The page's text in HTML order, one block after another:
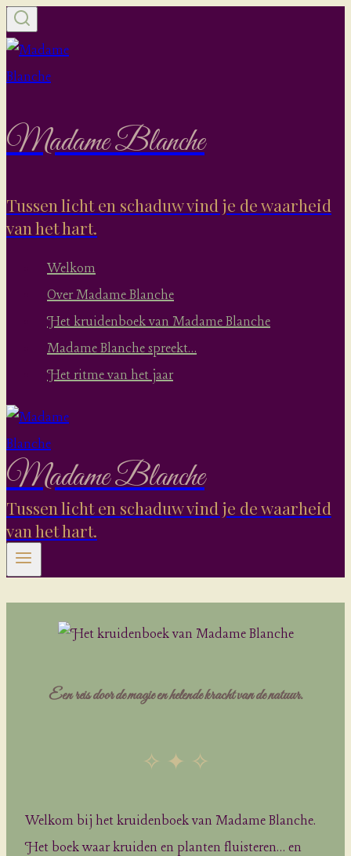
Doorgaan
naar
inhoud
Madame Blanche
Tussen licht en schaduw vind je de waarheid
van het hart.
Welkom
Over Madame Blanche
Het kruidenboek van Madame Blanche
Madame Blanche spreekt…
Het ritme van het jaar
Madame Blanche
Tussen licht en schaduw vind je de waarheid
van het hart.
Een reis door de magie en helende kracht van de natuur.
✧ ✦ ✧
Welkom bij het kruidenboek van Madame Blanche.
Het boek waar kruiden en planten fluisteren… en